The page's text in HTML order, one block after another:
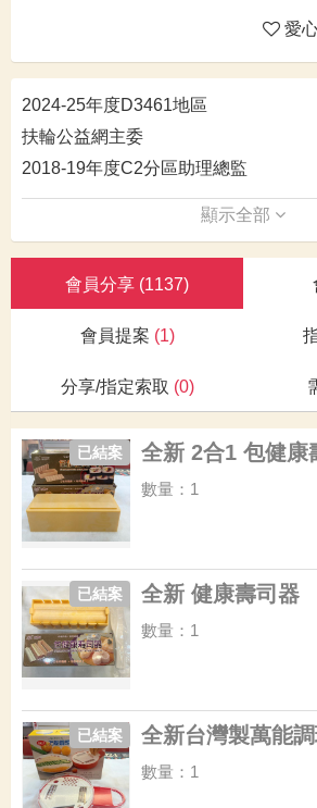
愛
2024-25年度D3461地區
扶輪公益網主委
2018-19年度C2分區助理總監
顯示全部
會員分享 (1137)
會員提案 (1)
分享/指定索取 (0)
全新 2合1 包健康
已結案
數量：1
全新 健康壽司器
已結案
數量：1
全新台灣製萬能
已結案
數量：1